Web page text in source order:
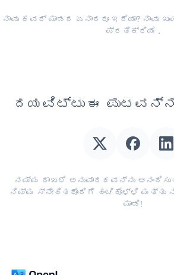
ನಾವು ಕವರ್ ಮಾಡದ ಏನಾದರೂ ಇದೆಯಾ? ನಾವು
ಪ್ರತಿಕ್ರಿಯೆ .
ದಯವಿಟ್ಟು ಈ
ನಮ್ಮ ದಾಖಲೆ ಅನುವಾದಕವನ್ನು
ನಿಮ್ಮ ಸ್ನೇಹಿತರೊಂದಿಗೆ ಹಂಚಿಕೊಳ್ಳಿ
ಮಾಡಿ!